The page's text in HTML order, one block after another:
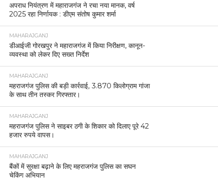
अपराध नियंत्रण में महाराजगंज ने रचा नया मानक, वर्ष
2025 रहा निर्णायक : डीएम संतोष कुमार शर्मा
MAHARAJGANJ
डीआईजी गोरखपुर ने महाराजगंज में किया निरीक्षण, कानून-
व्यवस्था को लेकर दिए सख्त निर्देश
MAHARAJGANJ
महराजगंज पुलिस की बड़ी कार्रवाई, 3.870 किलोग्राम गांजा
के साथ तीन तस्कर गिरफ्तार।
MAHARAJGANJ
महराजगंज पुलिस ने साइबर ठगी के शिकार को दिलाए पूरे 42
हजार रुपये वापस।
MAHARAJGANJ
बैंकों में सुरक्षा बढ़ाने के लिए महराजगंज पुलिस का सघन
चेकिंग अभियान